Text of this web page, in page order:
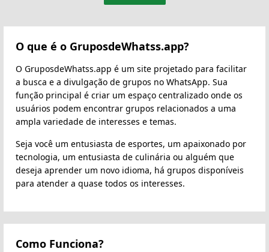
O que é o GruposdeWhatss.app?
O GruposdeWhatss.app é um site projetado para facilitar
a busca e a divulgação de grupos no WhatsApp. Sua
função principal é criar um espaço centralizado onde os
usuários podem encontrar grupos relacionados a uma
ampla variedade de interesses e temas.
Seja você um entusiasta de esportes, um apaixonado por
tecnologia, um entusiasta de culinária ou alguém que
deseja aprender um novo idioma, há grupos disponíveis
para atender a quase todos os interesses.
Como Funciona?